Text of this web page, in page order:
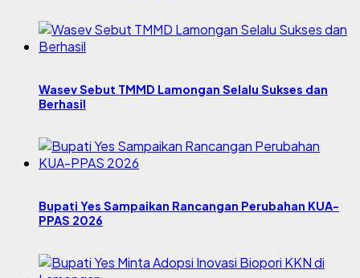
Wasev Sebut TMMD Lamongan Selalu Sukses dan
Berhasil
Bupati Yes Sampaikan Rancangan Perubahan KUA-
PPAS 2026